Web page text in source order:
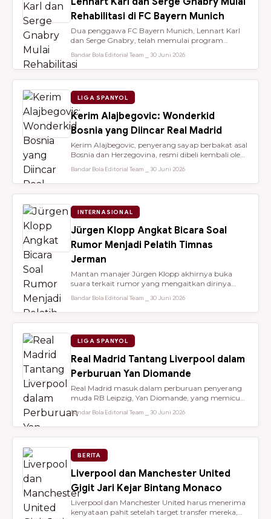
Rehabilitasi di FC Bayern Munich
Dua penggawa FC Bayern Munich, Lennart Karl
dan Serge Gnabry, telah memulai program
Bandar Bola Editorial Team ⎯ 30 Juni 2026
LIGA SPANYOL
Kerim Alajbegovic: Wonderkid
Bosnia yang Diincar Real Madrid
Kerim Alajbegovic, penyerang sayap berbakat asal
Bosnia dan Herzegovina, resmi dibeli kembali oleh
Bandar Bola Editorial Team ⎯ 30 Juni 2026
INTERNASIONAL
Jürgen Klopp Angkat Bicara Soal
Rumor Menjadi Pelatih Timnas
Jerman
Mantan manajer Jürgen Klopp akhirnya buka
suara terkait rumor yang mengaitkan dirinya
Bandar Bola Editorial Team ⎯ 30 Juni 2026
LIGA SPANYOL
Real Madrid Tantang Liverpool dalam
Perburuan Yan Diomande
Real Madrid masuk dalam perburuan penyerang
muda RB Leipzig, Yan Diomande, yang memicu
Bandar Bola Editorial Team ⎯ 30 Juni 2026
BERITA
Liverpool dan Manchester United
Gigit Jari Kejar Bintang Monaco
Liverpool dan Manchester United harus menerima
kenyataan pahit setelah target transfer mereka,